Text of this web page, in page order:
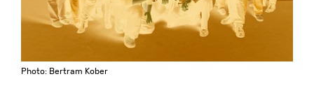
Photo: Bertram Kober